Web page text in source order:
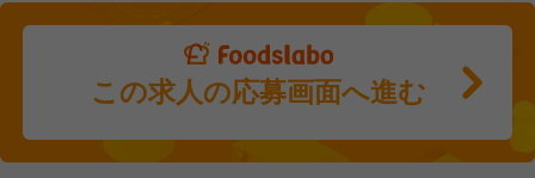
この求人の応募画面へ進む